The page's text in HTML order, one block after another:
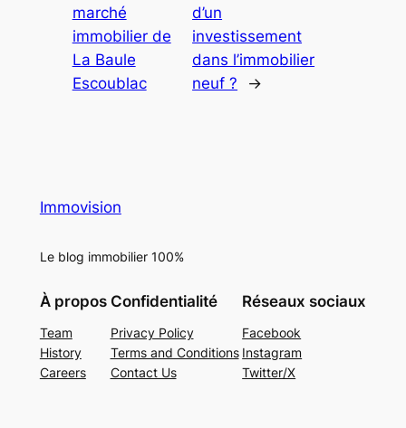
marché
immobilier de
La Baule
Escoublac
d’un
investissement
dans l’immobilier
neuf ?
→
Immovision
Le blog immobilier 100%
À propos
Team
History
Careers
Confidentialité
Privacy Policy
Terms and Conditions
Contact Us
Réseaux sociaux
Facebook
Instagram
Twitter/X